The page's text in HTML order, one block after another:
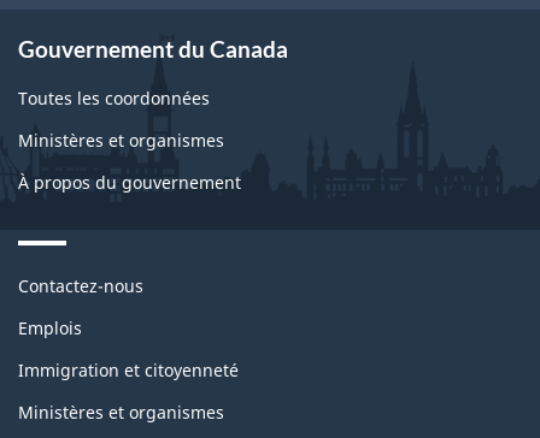
Gouvernement du Canada
Toutes les coordonnées
Ministères et organismes
À propos du gouvernement
Themes
topics
Contactez-nous
Emplois
Immigration et citoyenneté
Ministères et organismes